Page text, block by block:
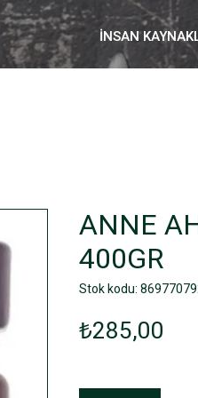
İNSAN
ANNE
400GR
Stok kodu:
₺285,00